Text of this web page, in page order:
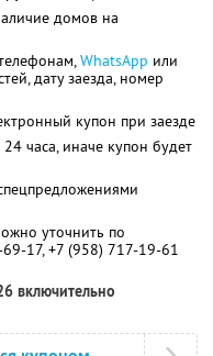
домов на
WhatsApp или
дату заезда, номер
купон при заезде
часа, иначе купон будет
уточнить по
17, +7 (958) 717-19-61
включительно